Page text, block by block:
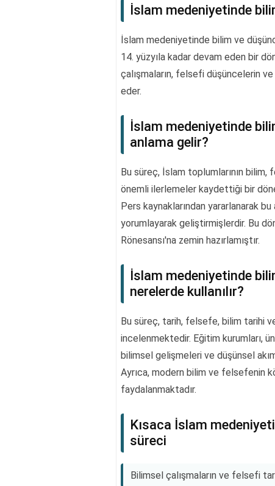
İslam medeniyetinde
İslam medeniyetinde bilim ve
14. yüzyıla kadar devam eden bir
çalışmaların, felsefi düşüncelerin
eder.
İslam medeniyetinde
anlama gelir?
Bu süreç, İslam toplumlarının
önemli ilerlemeler kaydettiği bir
Pers kaynaklarından yararlanarak
yorumlayarak geliştirmişlerdir. Bu
Rönesansı'na zemin hazırlamıştır.
İslam medeniyetinde
nerelerde kullanılır?
Bu süreç, tarih, felsefe, bilim tarihi
incelenmektedir. Eğitim kurumları,
bilimsel gelişmeleri ve düşünsel
Ayrıca, modern bilim ve felsefenin
faydalanmaktadır.
Kısaca İslam
süreci
Bilimsel çalışmaların ve felsefi